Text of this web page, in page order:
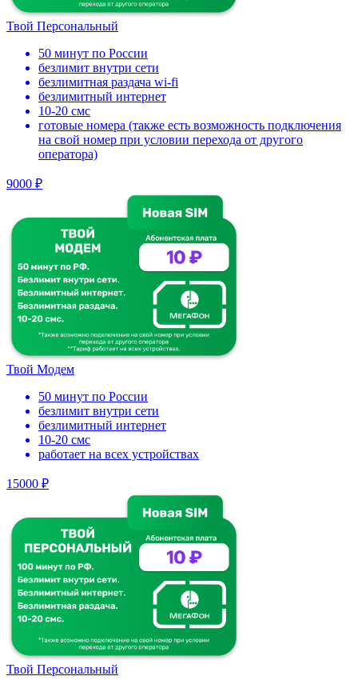
Твой Персональный
50 минут по России
безлимит внутри сети
безлимитная раздача wi-fi
безлимитный интернет
10-20 смс
готовые номера (также есть возможность подключения
на свой номер при условии перехода от другого
оператора)
9000 ₽
Твой Модем
50 минут по России
безлимит внутри сети
безлимитный интернет
10-20 смс
работает на всех устройствах
15000 ₽
Твой Персональный